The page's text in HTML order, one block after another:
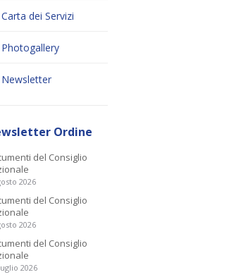
Carta dei Servizi
Photogallery
Newsletter
Ordine
del Consiglio
2026
del Consiglio
2026
del Consiglio
2026